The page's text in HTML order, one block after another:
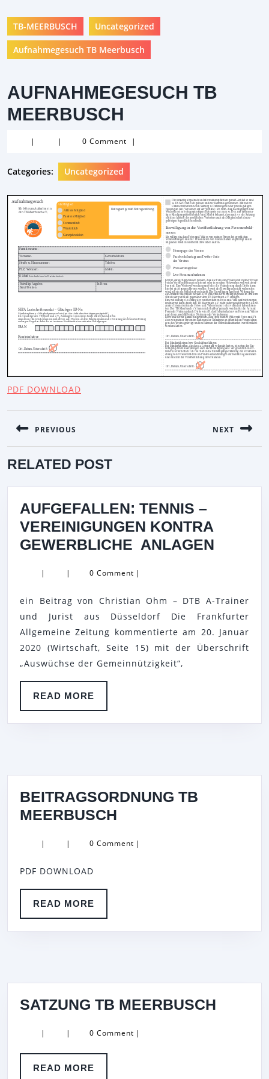
TB-MEERBUSCH Uncategorized
Aufnahmegesuch TB Meerbusch
AUFNAHMEGESUCH TB
MEERBUSCH
| | 0 Comment |
Categories: Uncategorized
PDF DOWNLOAD
BEITRAGSNAVIGATION
PREVIOUS
post:
NEXT
RELATED POST
AUFGEFALLEN: TENNIS –
VEREINIGUNGEN KONTRA
GEWERBLICHE ANLAGEN
| | 0 Comment |
ein Beitrag von Christian Ohm – DTB A-Trainer
und Jurist aus Düsseldorf Die Frankfurter
Allgemeine Zeitung kommentierte am 20. Januar
2020 (Wirtschaft, Seite 15) mit der Überschrift
„Auswüchse der Gemeinnützigkeit“,
READ MORE
MORE
BEITRAGSORDNUNG TB
MEERBUSCH
MEERBUSCH
| | 0 Comment |
PDF DOWNLOAD
READ MORE
MORE
SATZUNG TB MEERBUSCH
| | 0 Comment |
READ MORE